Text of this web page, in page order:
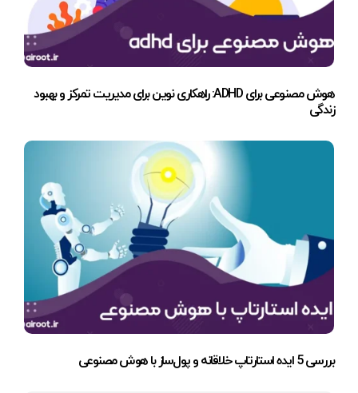
هوش مصنوعی برای ADHD: راهکاری نوین برای مدیریت تمرکز و بهبود
زندگی
بررسی 5 ایده استارتاپ خلاقانه و پول‌ساز با هوش مصنوعی